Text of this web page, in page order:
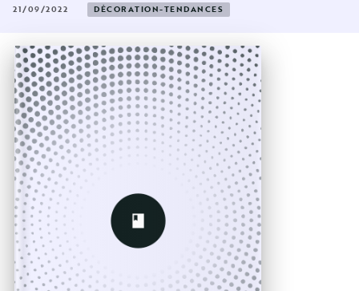
21/09/2022 DÉCORATION-TENDANCES